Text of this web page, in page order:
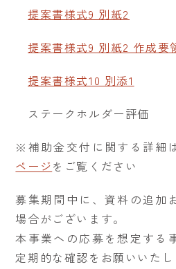
提案書様式9 別紙2
提案書様式9 別紙2 作成要
提案書様式10 別添1
ステークホルダー評価
※補助金交付に関する詳細
ページをご覧ください
募集期間中に、資料の追加
場合がございます。
本事業への応募を想定する
定期的な確認をお願いいたし